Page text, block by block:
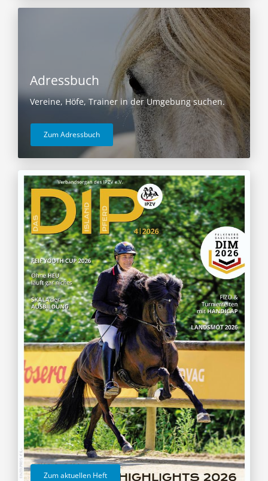
Adressbuch
Vereine, Höfe, Trainer in der Umgebung suchen.
Zum Adressbuch
Zum aktuellen Heft